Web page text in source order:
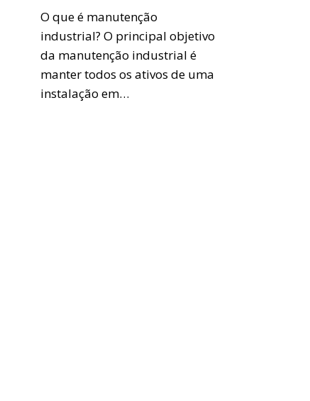
O que é manutenção
industrial? O principal objetivo
da manutenção industrial é
manter todos os ativos de uma
instalação em…